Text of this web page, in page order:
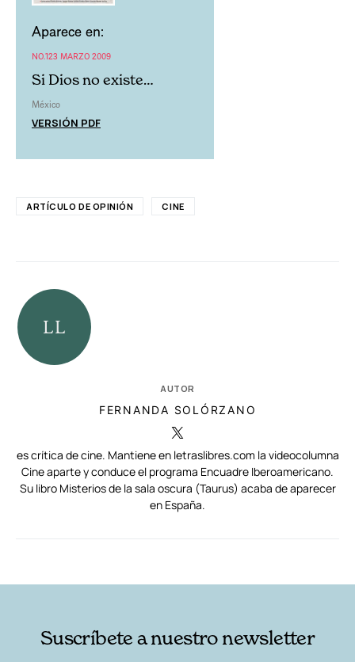
Aparece en:
NO.123 MARZO 2009
Si Dios no existe…
México
VERSIÓN PDF
ARTÍCULO DE OPINIÓN CINE
AUTOR
FERNANDA SOLÓRZANO
es crítica de cine. Mantiene en letraslibres.com la videocolumna
Cine aparte y conduce el programa Encuadre Iberoamericano.
Su libro Misterios de la sala oscura (Taurus) acaba de aparecer
en España.
Suscríbete a nuestro newsletter